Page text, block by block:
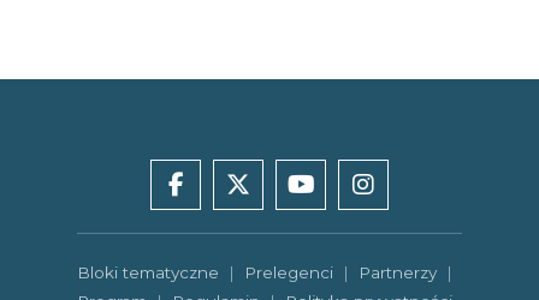
facebook x youtube instagram
Bloki tematyczne | Prelegenci | Partnerzy |